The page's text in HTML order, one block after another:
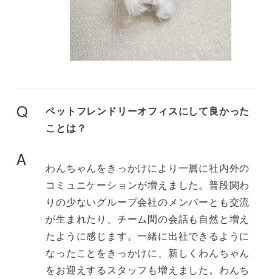
Q
ペットフレンドリーオフィスにして良かった
ことは？
A
わんちゃんをきっかけにより一層に社内外の
コミュニケーションが増えました。普段関わ
りの少ないグループ会社のメンバーとも交流
が生まれたり、チーム間の会話も自然と増え
たように感じます。一緒に出社できるように
なったことをきっかけに、新しくわんちゃん
をお迎えするスタッフも増えました。わんち